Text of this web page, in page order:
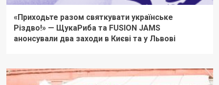
«Приходьте разом святкувати українське
Різдво!» — ЩукаРиба та FUSION JAMS
анонсували два заходи в Києві та у Львові